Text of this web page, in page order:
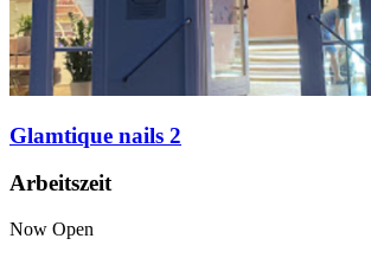
Glamtique nails 2
Arbeitszeit
Now Open